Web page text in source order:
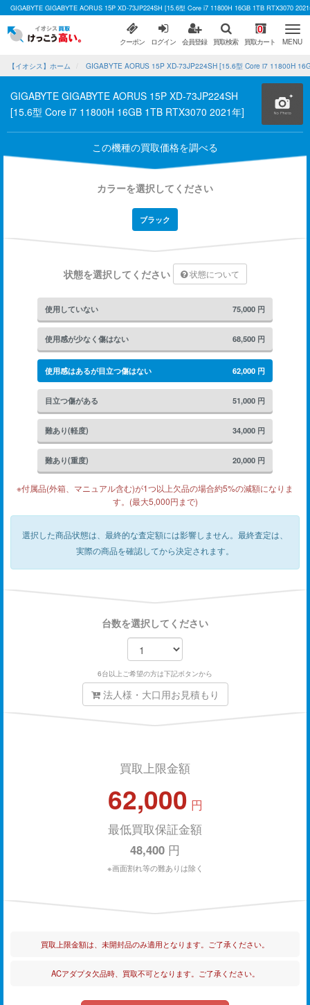
GIGABYTE GIGABYTE AORUS 15P XD-73JP224SH [15.6型 Core i7 11800H 16GB 1TB RTX3070
クーポン ログイン 会員登録 買取検索
0
買取カート MENU
【イオシス】ホーム GIGABYTE AORUS 15P XD-73JP224SH [15.6型 Core i7 11800H
GIGABYTE GIGABYTE AORUS 15P XD-73JP224SH
[15.6型 Core i7 11800H 16GB 1TB RTX3070 2021年]
この機種の買取価格を調べる
カラーを選択してください
ブラック
状態を選択してください 状態について
使用していない 75,000 円
使用感が少なく傷はない 68,500 円
使用感はあるが目立つ傷はない 62,000 円
目立つ傷がある 51,000 円
難あり(軽度) 34,000 円
難あり(重度) 20,000 円
※付属品(外箱、マニュアル含む)が1つ以上欠品の場合約5%の減額になりま
す。(最大5,000円まで)
選択した商品状態は、最終的な査定額には影響しません。 最終査定は、
実際の商品を確認してから決定されます。
台数を選択してください
6台以上ご希望の方は下記ボタンから
法人様・大口用お見積もり
買取上限金額
62,000 円
最低買取保証金額
48,400 円
※画面割れ等の難ありは除く
買取上限金額は、未開封品のみ適用となります。ご了承ください。
ACアダプタ欠品時、買取不可となります。ご了承ください。